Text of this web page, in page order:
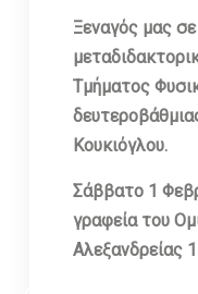
Ξεναγός μας
Τμήματος
Κουκιόγλου.
Σάββατο 1
γραφεία του
Αλεξανδρείας